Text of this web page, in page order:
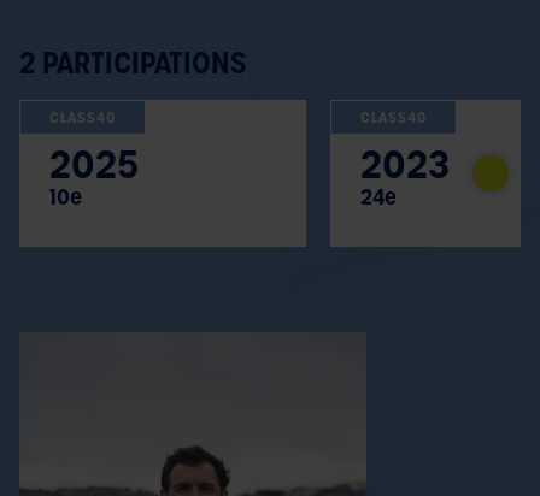
2 PARTICIPATIONS
CLASS40
2025
10e
CLASS40
2023
24e